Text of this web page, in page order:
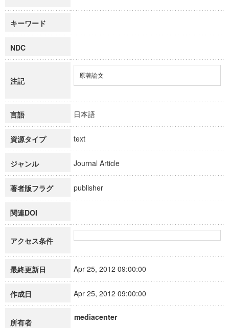
キーワード
NDC
注記
原著論文
言語 日本語
資源タイプ text
ジャンル Journal Article
著者版フラグ publisher
関連DOI
アクセス条件
最終更新日 Apr 25, 2012 09:00:00
作成日 Apr 25, 2012 09:00:00
所有者
mediacenter